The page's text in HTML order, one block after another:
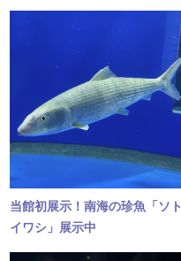
当館初展示！南海の珍魚「ソト
イワシ」展示中